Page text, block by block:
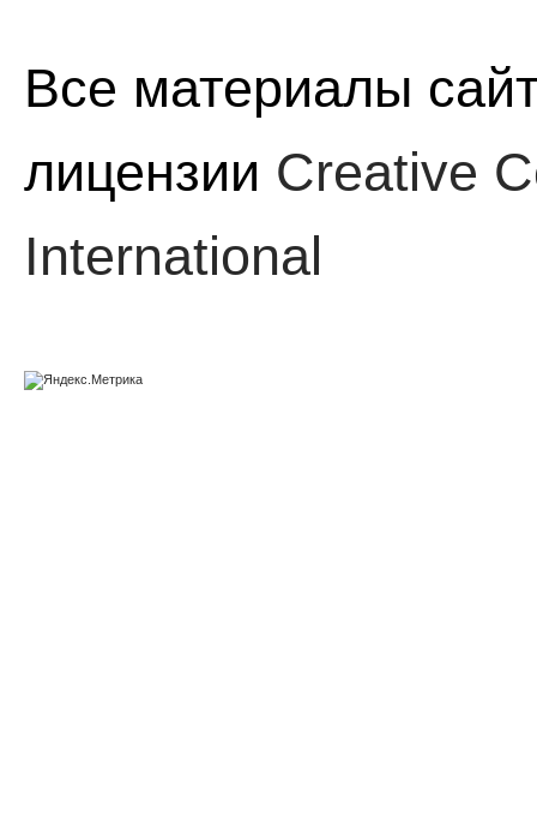
Все материалы
лицензии Creative
International